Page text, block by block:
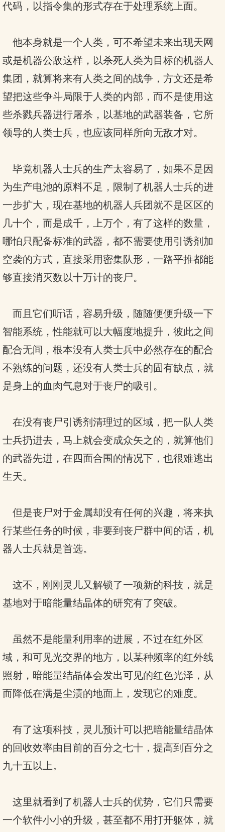
代码，以指令集的形式存在于处理系统上面。
他本身就是一个人类，可不希望未来出现天网
或是机器公敌这样，以杀死人类为目标的机器人
集团，就算将来有人类之间的战争，方文还是希
望把这些争斗局限于人类的内部，而不是使用这
些杀戮兵器进行屠杀，以基地的武器装备，它所
领导的人类士兵，也应该同样所向无敌才对。
毕竟机器人士兵的生产太容易了，如果不是因
为生产电池的原料不足，限制了机器人士兵的进
一步扩大，现在基地的机器人兵团就不是区区的
几十个，而是成千，上万个，有了这样的数量，
哪怕只配备标准的武器，都不需要使用引诱剂加
空袭的方式，直接采用密集队形，一路平推都能
够直接消灭数以十万计的丧尸。
而且它们听话，容易升级，随随便便升级一下
智能系统，性能就可以大幅度地提升，彼此之间
配合无间，根本没有人类士兵中必然存在的配合
不熟练的问题，还没有人类士兵的固有缺点，就
是身上的血肉气息对于丧尸的吸引。
在没有丧尸引诱剂清理过的区域，把一队人类
士兵扔进去，马上就会变成众矢之的，就算他们
的武器先进，在四面合围的情况下，也很难逃出
生天。
但是丧尸对于金属却没有任何的兴趣，将来执
行某些任务的时候，非要到丧尸群中间的话，机
器人士兵就是首选。
这不，刚刚灵儿又解锁了一项新的科技，就是
基地对于暗能量结晶体的研究有了突破。
虽然不是能量利用率的进展，不过在红外区
域，和可见光交界的地方，以某种频率的红外线
照射，暗能量结晶体会发出可见的红色光泽，从
而降低在满是尘渍的地面上，发现它的难度。
有了这项科技，灵儿预计可以把暗能量结晶体
的回收效率由目前的百分之七十，提高到百分之
九十五以上。
这里就看到了机器人士兵的优势，它们只需要
一个软件小小的升级，甚至都不用打开躯体，就